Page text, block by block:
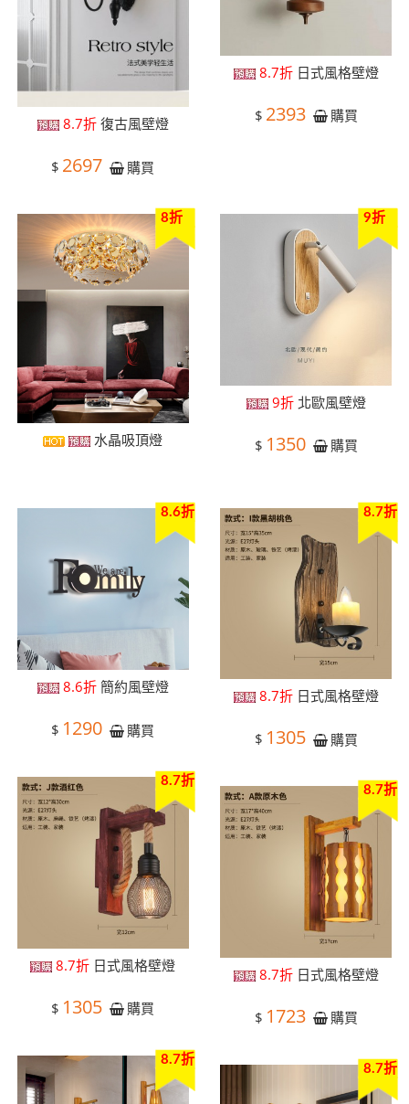
8.7折復古風壁燈
$ 2697 購買
8.7折日式風格壁燈
$ 2393 購買
8折
水晶吸頂燈
9折
9折北歐風壁燈
$ 1350 購買
8.6折
8.6折簡約風壁燈
$ 1290 購買
8.7折
8.7折日式風格壁燈
$ 1305 購買
8.7折
8.7折 日式風格壁燈
$ 1305 購買
8.7折
8.7折日式風格壁燈
$ 1723 購買
8.7折
8.7折